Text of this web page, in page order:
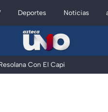
Deportes Noticias
Con El Capi